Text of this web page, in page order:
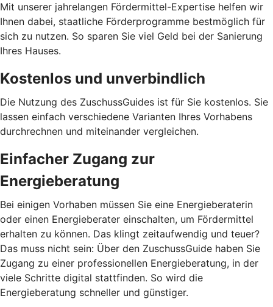
Mit unserer jahrelangen Fördermittel-Expertise helfen wir
Ihnen dabei, staatliche Förderprogramme bestmöglich für
sich zu nutzen. So sparen Sie viel Geld bei der Sanierung
Ihres Hauses.
Kostenlos und unverbindlich
Die Nutzung des ZuschussGuides ist für Sie kostenlos. Sie
lassen einfach verschiedene Varianten Ihres Vorhabens
durchrechnen und miteinander vergleichen.
Einfacher Zugang zur
Energieberatung
Bei einigen Vorhaben müssen Sie eine Energieberaterin
oder einen Energieberater einschalten, um Fördermittel
erhalten zu können. Das klingt zeitaufwendig und teuer?
Das muss nicht sein: Über den ZuschussGuide haben Sie
Zugang zu einer professionellen Energieberatung, in der
viele Schritte digital stattfinden. So wird die
Energieberatung schneller und günstiger.